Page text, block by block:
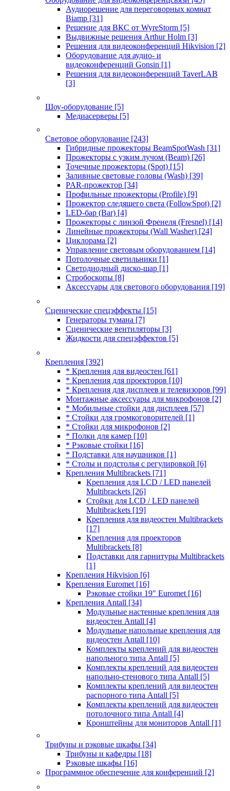
Аудиорешение для переговорных комнат
Biamp [31]
Решение для ВКС от WyreStorm [5]
Выдвижные решения Arthur Holm [3]
Решения для видеоконференций Hikvision [2]
Оборудование для аудио- и
видеоконференций Gonsin [1]
Решения для видеоконференций TaverLAB
[3]
Шоу-оборудование [5]
Медиасерверы [5]
Световое оборудование [243]
Гибридные прожекторы BeamSpotWash [31]
Прожекторы с узким лучом (Beam) [26]
Точечные прожекторы (Spot) [15]
Заливные световые головы (Wash) [39]
PAR-прожектор [34]
Профильные прожекторы (Profile) [9]
Прожектор следящего света (FollowSpot) [2]
LED-бар (Bar) [4]
Прожекторы с линзой Френеля (Fresnel) [14]
Линейные прожекторы (Wall Washer) [24]
Циклорама [2]
Управление световым оборудованием [14]
Потолочные светильники [1]
Светодиодный диско-шар [1]
Стробоскопы [8]
Аксессуары для светового оборудования [19]
Сценические спецэффекты [15]
Генераторы тумана [7]
Сценические вентиляторы [3]
Жидкости для спецэффектов [5]
Крепления [392]
* Крепления для видеостен [61]
* Крепления для проекторов [10]
* Крепления для дисплеев и телевизоров [99]
Монтажные аксессуары для микрофонов [2]
* Мобильные стойки для дисплеев [57]
* Стойки для громкоговорителей [1]
* Стойки для микрофонов [2]
* Полки для камер [10]
* Рэковые стойки [16]
* Подставки для наушников [1]
* Столы и подстолья с регулировкой [6]
Крепления Multibrackets [71]
Крепления для LCD / LED панелей
Multibrackets [26]
Стойки для LCD / LED панелей
Multibrackets [19]
Крепления для видеостен Multibrackets
[17]
Крепления для проекторов
Multibrackets [8]
Подставки для гарнитуры Multibrackets
[1]
Крепления Hikvision [6]
Крепления Euromet [16]
Рэковые стойки 19" Euromet [16]
Крепления Antall [34]
Модульные настенные крепления для
видеостен Antall [4]
Модульные напольные крепления для
видеостен Antall [10]
Комплекты креплений для видеостен
напольного типа Antall [5]
Комплекты креплений для видеостен
напольно-стенового типа Antall [5]
Комплекты креплений для видеостен
распорного типа Antall [5]
Комплекты креплений для видеостен
потолочного типа Antall [4]
Кронштейны для мониторов Antall [1]
Трибуны и рэковые шкафы [34]
Трибуны и кафедры [18]
Рэковые шкафы [16]
Программное обеспечение для конференций [2]